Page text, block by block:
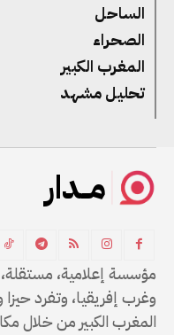
الساحل
الصحراء
المغرب الكبير
تحليل مشهد
مــدار
مؤسسة إعلامية،
وغرب إفريقيا، وتفرد
المغرب الكبير من خلال